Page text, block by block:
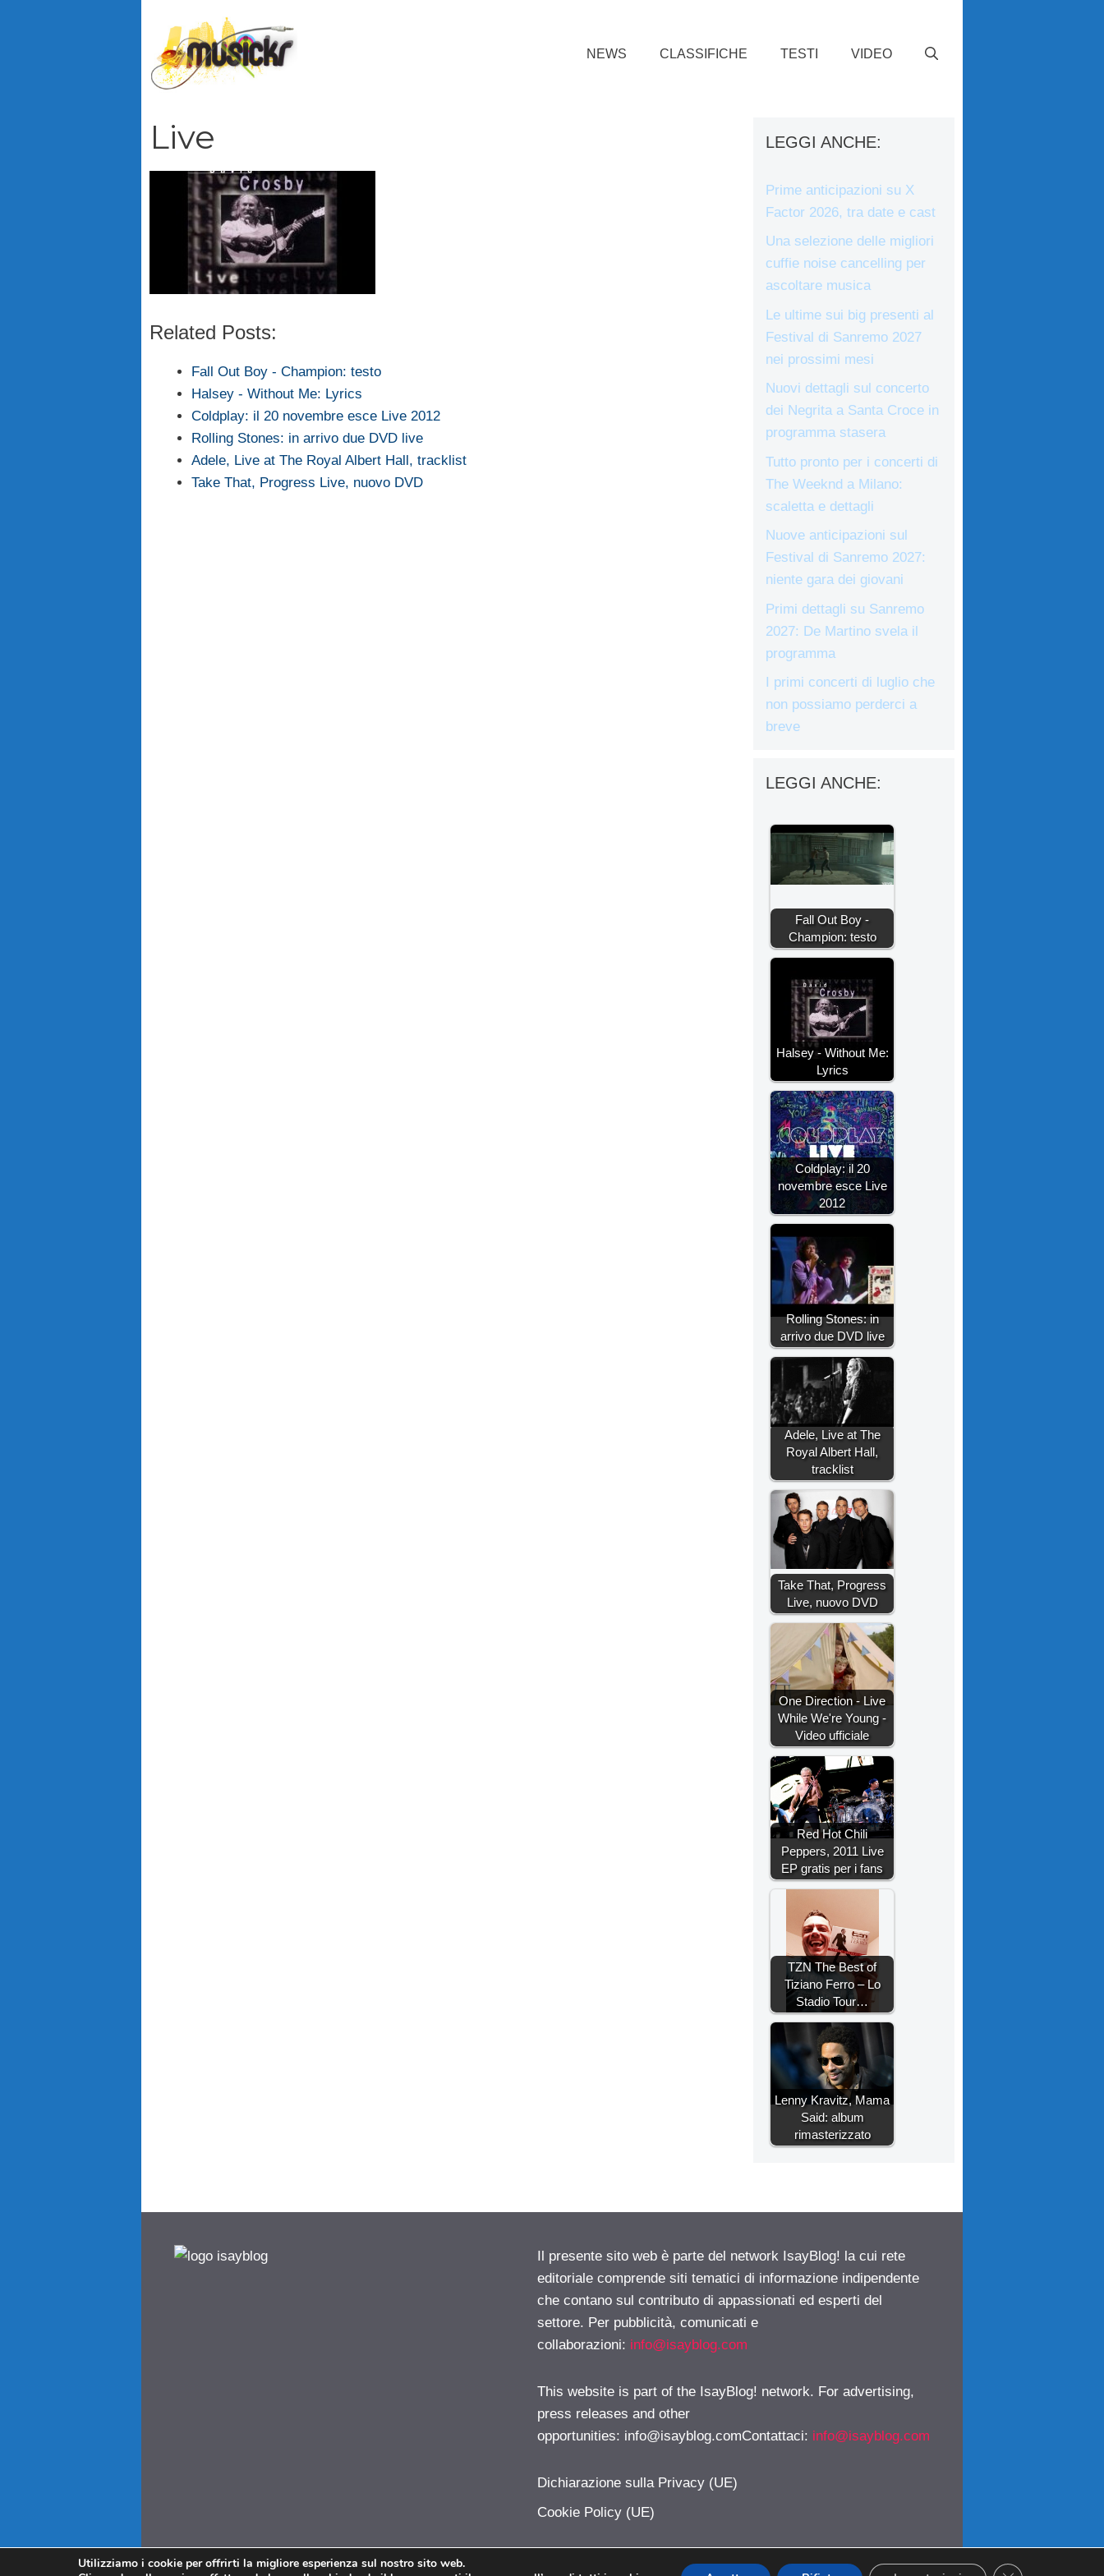
NEWS CLASSIFICHE TESTI VIDEO
Live
Related Posts:
Fall Out Boy - Champion: testo
Halsey - Without Me: Lyrics
Coldplay: il 20 novembre esce Live 2012
Rolling Stones: in arrivo due DVD live
Adele, Live at The Royal Albert Hall, tracklist
Take That, Progress Live, nuovo DVD
LEGGI ANCHE:
Prime anticipazioni su X
Factor 2026, tra date e cast
Una selezione delle migliori
cuffie noise cancelling per
ascoltare musica
Le ultime sui big presenti al
Festival di Sanremo 2027
nei prossimi mesi
Nuovi dettagli sul concerto
dei Negrita a Santa Croce in
programma stasera
Tutto pronto per i concerti di
The Weeknd a Milano:
scaletta e dettagli
Nuove anticipazioni sul
Festival di Sanremo 2027:
niente gara dei giovani
Primi dettagli su Sanremo
2027: De Martino svela il
programma
I primi concerti di luglio che
non possiamo perderci a
breve
LEGGI ANCHE:
Fall Out Boy -
Champion: testo
Halsey - Without Me:
Lyrics
Coldplay: il 20
novembre esce Live
2012
Rolling Stones: in
arrivo due DVD live
Adele, Live at The
Royal Albert Hall,
tracklist
Take That, Progress
Live, nuovo DVD
One Direction - Live
While We're Young -
Video ufficiale
Red Hot Chili
Peppers, 2011 Live
EP gratis per i fans
TZN The Best of
Tiziano Ferro – Lo
Stadio Tour…
Lenny Kravitz, Mama
Said: album
rimasterizzato
Il presente sito web è parte del network IsayBlog! la cui rete
editoriale comprende siti tematici di informazione indipendente
che contano sul contributo di appassionati ed esperti del
settore. Per pubblicità, comunicati e
collaborazioni: info@isayblog.com
This website is part of the IsayBlog! network. For advertising,
press releases and other
opportunities: info@isayblog.comContattaci: info@isayblog.com
Dichiarazione sulla Privacy (UE)
Cookie Policy (UE)
Utilizziamo i cookie per offrirti la migliore esperienza sul nostro sito web.